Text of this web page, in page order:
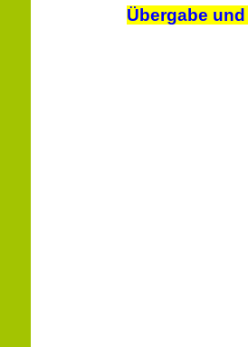
Übergabe